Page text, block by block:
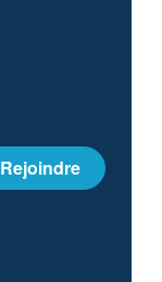
Rejoindre